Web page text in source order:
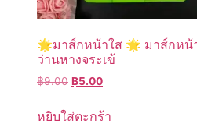
🌟มาส์กหน้าใส 🌟 มาส์กหน้
ว่านหางจระเข้
฿9.00 Original
was:
฿5.00Current
is:
หยิบใส่ตะกร้า